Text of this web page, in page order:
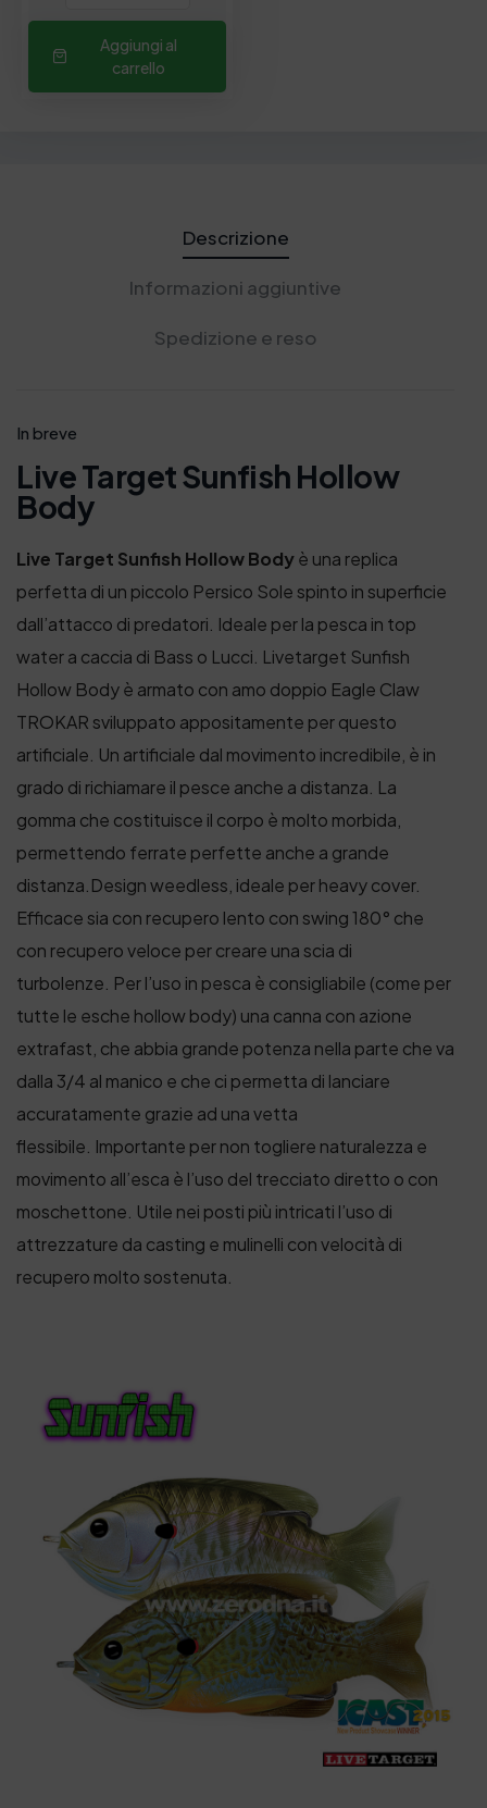
Aggiungi al
carrello
Descrizione
Informazioni aggiuntive
Spedizione e reso
In breve
Live Target Sunfish Hollow
Body
Live Target Sunfish Hollow Bodyè una replica
perfetta di un piccolo Persico Sole spinto in superficie
dall’attacco di predatori. Ideale per la pesca in top
water a caccia di Bass o Lucci. Livetarget Sunfish
Hollow Body è armato con amo doppio Eagle Claw
TROKAR sviluppato appositamente per questo
artificiale. Un artificiale dal movimento incredibile, è in
grado di richiamare il pesce anche a distanza. La
gomma che costituisce il corpo è molto morbida,
permettendo ferrate perfette anche a grande
distanza.Design weedless, ideale per heavy cover.
Efficace sia con recupero lento con swing 180° che
con recupero veloce per creare una scia di
turbolenze. Per l’uso in pesca è consigliabile (come per
tutte le esche hollow body) una canna con azione
extrafast, che abbia grande potenza nella parte che va
dalla 3/4 al manico e che ci permetta di lanciare
accuratamente grazie ad una vetta
flessibile. Importante per non togliere naturalezza e
movimento all’esca è l’uso del trecciato diretto o con
moschettone. Utile nei posti più intricati l’uso di
attrezzature da casting e mulinelli con velocità di
recupero molto sostenuta.